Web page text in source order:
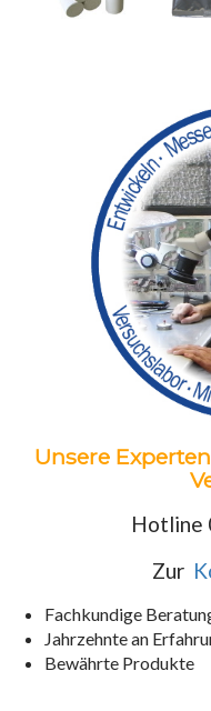
Unsere
Hotline
Zur
Fachkundige
Jahrzehnte an
Bewährte Produkte